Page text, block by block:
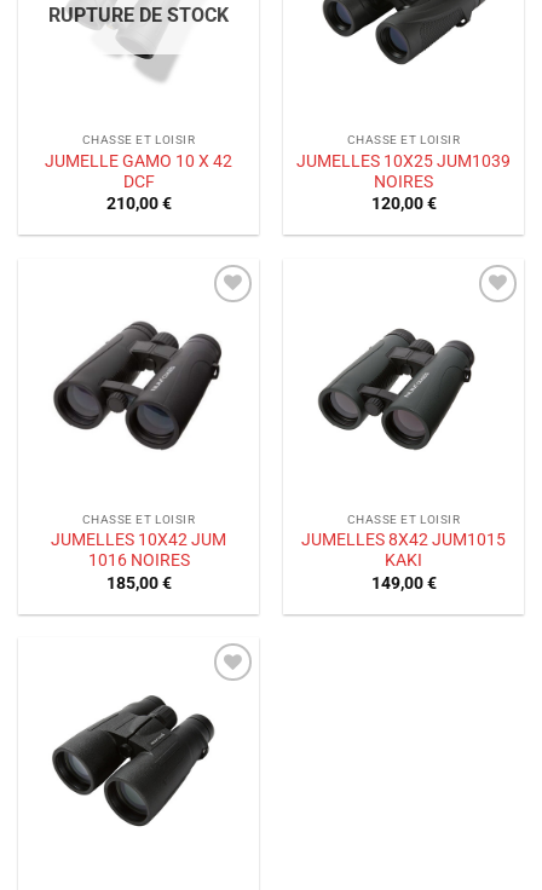
RUPTURE DE STOCK
CHASSE ET LOISIR
JUMELLE GAMO 10 X 42
DCF
210,00€
CHASSE ET LOISIR
JUMELLES 10X25 JUM1039
NOIRES
120,00€
à la liste
de
souhaits
CHASSE ET LOISIR
JUMELLES 10X42 JUM
1016 NOIRES
185,00€
à la liste
souhaits
CHASSE ET LOISIR
JUMELLES 8X42 JUM1015
KAKI
149,00€
à la liste
de
souhaits